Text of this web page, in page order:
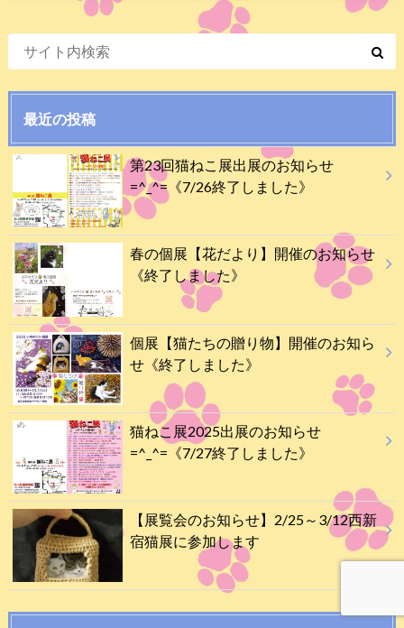
最近の投稿
第23回猫ねこ展出展のお知らせ
=^_^=《7/26終了しました》
春の個展【花だより】開催のお知らせ
《終了しました》
個展【猫たちの贈り物】開催のお知ら
せ《終了しました》
猫ねこ展2025出展のお知らせ
=^_^=《7/27終了しました》
【展覧会のお知らせ】2/25～3/12西新
宿猫展に参加します